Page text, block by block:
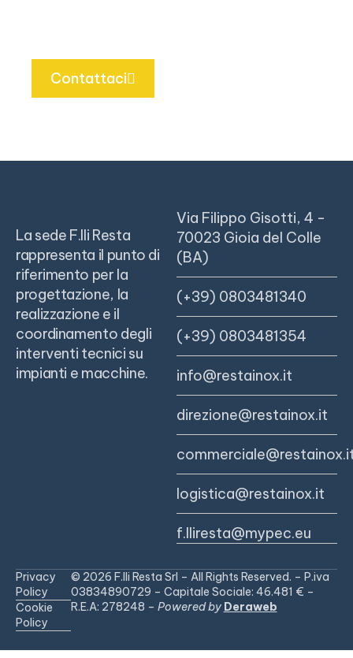
Contattaci
La sede F.lli Resta
rappresenta il punto di
riferimento per la
progettazione, la
realizzazione e il
coordinamento degli
interventi tecnici su
impianti e macchine.
Via Filippo Gisotti, 4 -
70023 Gioia del Colle
(BA)
(+39) 0803481340
(+39) 0803481354
info@restainox.it
direzione@restainox.it
logistica@restainox.it
f.lliresta@mypec.eu
© 2026 F.lli Resta Srl – All Rights Reserved. – P.iva
03834890729 – Capitale Sociale: 46.481 € –
R.E.A: 278248 – Powered by Deraweb
Privacy
Policy
Cookie
Policy